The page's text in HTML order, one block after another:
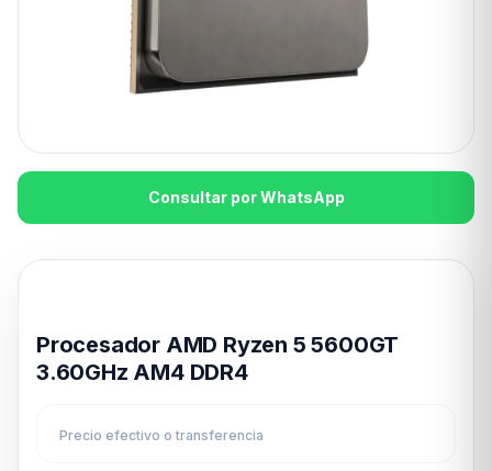
Consultar por WhatsApp
Procesador AMD Ryzen 5 5600GT
3.60GHz AM4 DDR4
Precio efectivo o transferencia